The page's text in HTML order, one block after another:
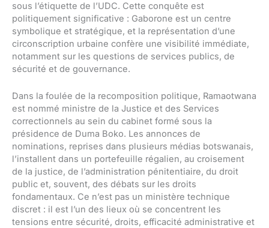
sous l’étiquette de l’UDC. Cette conquête est
politiquement significative : Gaborone est un centre
symbolique et stratégique, et la représentation d’une
circonscription urbaine confère une visibilité immédiate,
notamment sur les questions de services publics, de
sécurité et de gouvernance.
Dans la foulée de la recomposition politique, Ramaotwana
est nommé ministre de la Justice et des Services
correctionnels au sein du cabinet formé sous la
présidence de Duma Boko. Les annonces de
nominations, reprises dans plusieurs médias botswanais,
l’installent dans un portefeuille régalien, au croisement
de la justice, de l’administration pénitentiaire, du droit
public et, souvent, des débats sur les droits
fondamentaux. Ce n’est pas un ministère technique
discret : il est l’un des lieux où se concentrent les
tensions entre sécurité, droits, efficacité administrative et